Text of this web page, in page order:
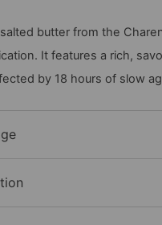
butter from the
It features a rich,
by 18 hours of slow